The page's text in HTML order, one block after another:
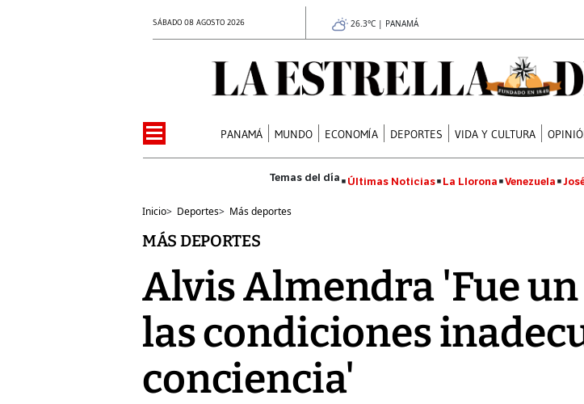
SÁBADO 08 AGOSTO 2026 26.3°C | PANAMÁ
PANAMÁ MUNDO ECONOMÍA DEPORTES VIDA Y CULTURA
Últimas Noticias La Llorona Venezuela
Inicio> Deportes> Más deportes
MÁS DEPORTES
Alvis Almendra 'Fue
las condiciones
conciencia'